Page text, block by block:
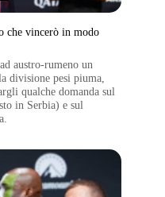
che vincerò in modo
austro-rumeno un
divisione pesi piuma,
qualche domanda sul
in Serbia) e sul